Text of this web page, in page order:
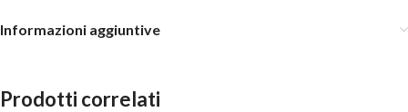
Informazioni aggiuntive
Prodotti correlati